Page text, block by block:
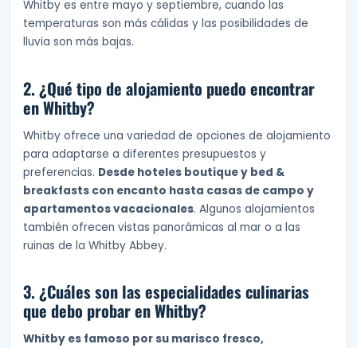
Whitby es entre mayo y septiembre, cuando las
temperaturas son más cálidas y las posibilidades de
lluvia son más bajas.
2. ¿Qué tipo de alojamiento puedo encontrar
en Whitby?
Whitby ofrece una variedad de opciones de alojamiento
para adaptarse a diferentes presupuestos y
preferencias. Desde hoteles boutique y bed &
breakfasts con encanto hasta casas de campo y
apartamentos vacacionales. Algunos alojamientos
también ofrecen vistas panorámicas al mar o a las
ruinas de la Whitby Abbey.
3. ¿Cuáles son las especialidades culinarias
que debo probar en Whitby?
Whitby es famoso por su marisco fresco,